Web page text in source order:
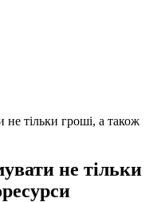
тільки гроші, а також
не тільки